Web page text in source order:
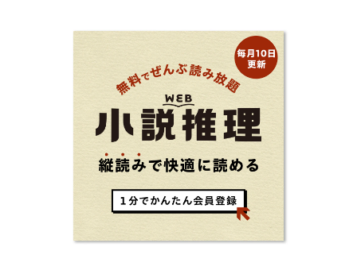
ら！ 読むだけで前向きになれる一冊。